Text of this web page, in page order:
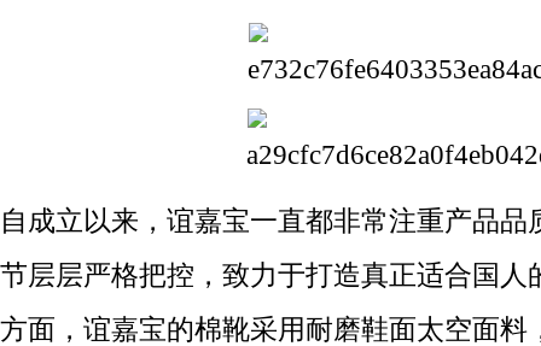
自成立以来，谊嘉宝一直都非常注重产品品
节层层严格把控，致力于打造真正适合国人
方面，谊嘉宝的棉靴采用耐磨鞋面太空面料